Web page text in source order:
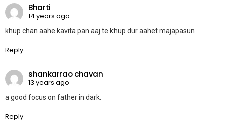
Bharti
14 years ago
khup chan aahe kavita pan aaj te khup dur aahet majapasun
Reply
shankarrao chavan
13 years ago
a good focus on father in dark.
Reply